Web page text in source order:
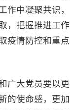
作中凝聚共识，
，把握推进工作
疫情防控和重点
大党员要以更
的使命感，更加